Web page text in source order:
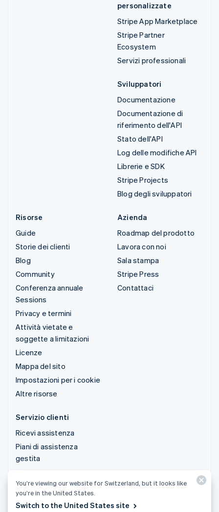
personalizzate
Stripe App Marketplace
Stripe Partner
Ecosystem
Servizi professionali
Sviluppatori
Documentazione
Documentazione di
riferimento dell'API
Stato dell'API
Log delle modifiche API
Librerie e SDK
Stripe Projects
Blog degli sviluppatori
Risorse
Guide
Storie dei clienti
Blog
Community
Conferenza annuale
Sessions
Privacy e termini
Attività vietate e
soggette a limitazioni
Licenze
Mappa del sito
Impostazioni per i cookie
Altre risorse
Azienda
Roadmap del prodotto
Lavora con noi
Sala stampa
Stripe Press
Contattaci
Servizio clienti
Ricevi assistenza
Piani di assistenza
gestita
© 2026 Stripe, LLC
You’re viewing our website for Switzerland, but it looks like
you’re in the United States.
Switch to the United States site